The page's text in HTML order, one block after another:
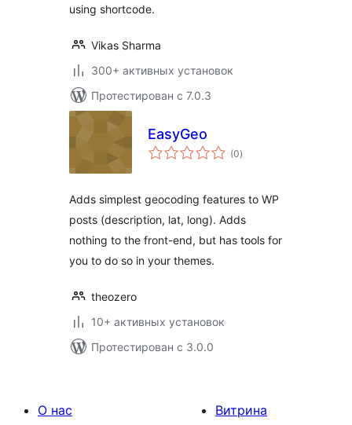
using shortcode.
Vikas Sharma
300+ активных установок
Протестирован с 7.0.3
EasyGeo
(0общий
рейтинг
)
Adds simplest geocoding features to WP
posts (description, lat, long). Adds
nothing to the front-end, but has tools for
you to do so in your themes.
theozero
10+ активных установок
Протестирован с 3.0.0
О нас
Витрина